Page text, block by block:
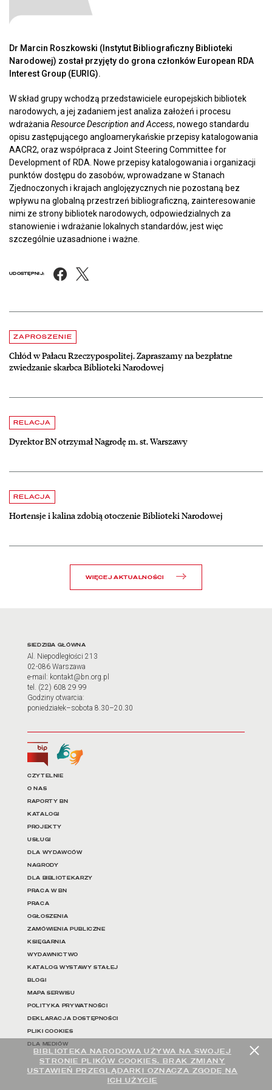
BIBLIOTEKA NARODOWA UŻYWA NA SWOJEJ
STRONIE PLIKÓW COOKIES. BRAK ZMIANY
USTAWIEŃ PRZEGLĄDARKI OZNACZA ZGODĘ NA
ICH UŻYCIE
Dr Marcin Roszkowski (Instytut Bibliograficzny Biblioteki
Narodowej) został przyjęty do grona członków European RDA
Interest Group (EURIG).
W skład grupy wchodzą przedstawiciele europejskich bibliotek
narodowych, a jej zadaniem jest analiza założeń i procesu
wdrażania Resource Description and Access, nowego standardu
opisu zastępującego angloamerykańskie przepisy katalogowania
AACR2, oraz współpraca z Joint Steering Committee for
Development of RDA. Nowe przepisy katalogowania i organizacji
punktów dostępu do zasobów, wprowadzane w Stanach
Zjednoczonych i krajach anglojęzycznych nie pozostaną bez
wpływu na globalną przestrzeń bibliograficzną, zainteresowanie
nimi ze strony bibliotek narodowych, odpowiedzialnych za
stanowienie i wdrażanie lokalnych standardów, jest więc
szczególnie uzasadnione i ważne.
UDOSTĘPNIJ: Facebook
Aktualności
ZAPROSZENIE
Chłód w Pałacu Rzeczypospolitej. Zapraszamy na bezpłatne
zwiedzanie skarbca Biblioteki Narodowej
czytaj więcej o Chłód w Pałacu Rzeczypospolitej. Zapraszamy na
RELACJA
Dyrektor BN otrzymał Nagrodę m. st. Warszawy
czytaj więcej o Dyrektor BN otrzymał Nagrodę m. st. Warszawy
RELACJA
Hortensje i kalina zdobią otoczenie Biblioteki Narodowej
czytaj więcej o Hortensje i kalina zdobią otoczenie Biblioteki
WIĘCEJ AKTUALNOŚCI
Adres oraz godziny
SIEDZIBA GŁÓWNA
Al. Niepodległości 213
02-086 Warszawa
e-mail: kontakt@bn.org.pl
tel. (22) 608 29 99
Godziny otwarcia:
poniedziałek–sobota 8.30–20.30
Biuletyn Informacji Publicznej
Tłumacz języka migowego
Linki do najważniejszych
CZYTELNIE
O NAS
RAPORTY BN
KATALOGI
PROJEKTY
USŁUGI
DLA WYDAWCÓW
NAGRODY
DLA BIBLIOTEKARZY
PRACA W BN
PRACA
OGŁOSZENIA
ZAMÓWIENIA PUBLICZNE
KSIĘGARNIA
WYDAWNICTWO
KATALOG WYSTAWY STAŁEJ
BLOGI
MAPA SERWISU
POLITYKA PRYWATNOŚCI
DEKLARACJA DOSTĘPNOŚCI
PLIKI COOKIES
DLA MEDIÓW